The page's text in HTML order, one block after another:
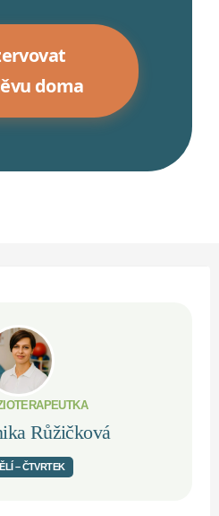
doma
Růžičková
– ČTVRTEK